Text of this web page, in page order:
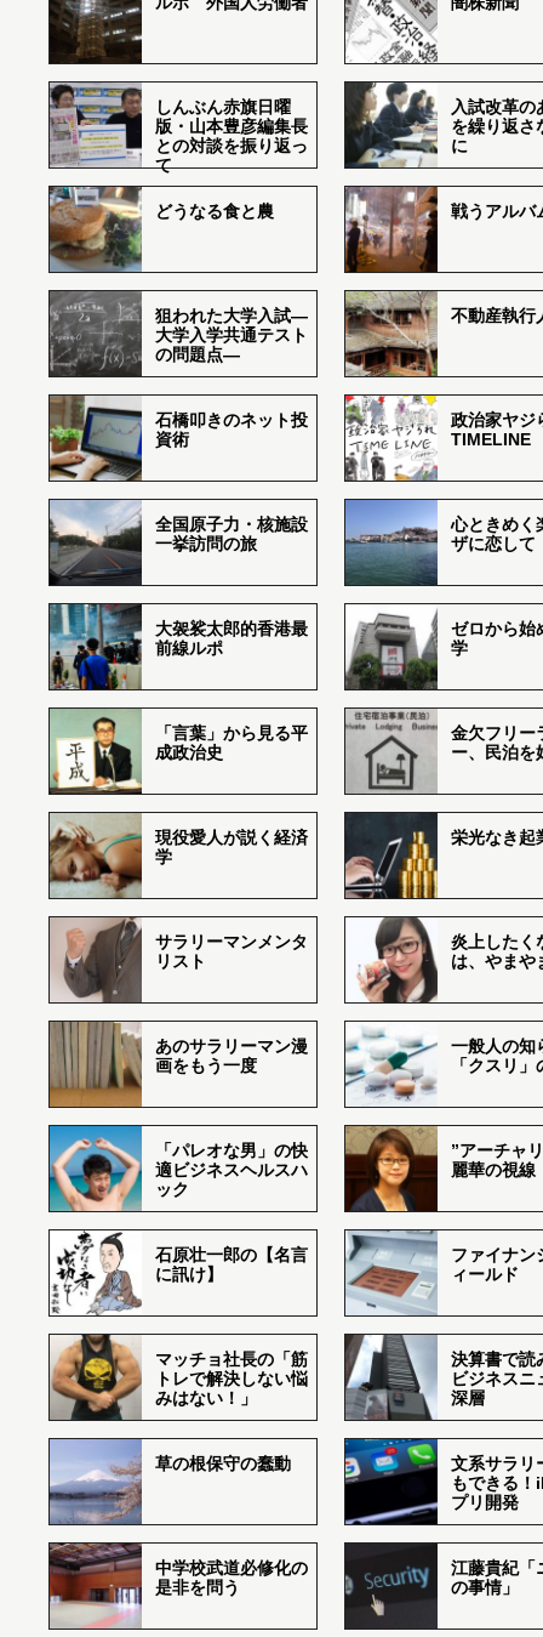
しんぶん赤旗日曜
版・山本豊彦編集長
との対談を振り返っ
て
入試改革の
を繰り返さ
に
どうなる食と農 戦うアルバ
狙われた大学入試―
大学入学共通テスト
の問題点―
不動産執行
石橋叩きのネット投
資術
政治家ヤジ
TIMELINE
全国原子力・核施設
一挙訪問の旅
心ときめく
ザに恋して
大袈裟太郎的香港最
前線ルポ
ゼロから始
学
「言葉」から見る平
成政治史
金欠フリー
ー、民泊を
現役愛人が説く経済
学
栄光なき起
サラリーマンメンタ
リスト
炎上したく
は、やまや
あのサラリーマン漫
画をもう一度
一般人の知
「クスリ
「パレオな男」の快
適ビジネスヘルスハ
ック
”アーチャ
麗華の視線
石原壮一郎の【名言
に訊け】
ファイナン
ィールド
マッチョ社長の「筋
トレで解決しない悩
みはない！」
決算書で読
ビジネスニ
深層
草の根保守の蠢動
文系サラリ
もできる
プリ開発
中学校武道必修化の
是非を問う
江藤貴紀「
の事情」